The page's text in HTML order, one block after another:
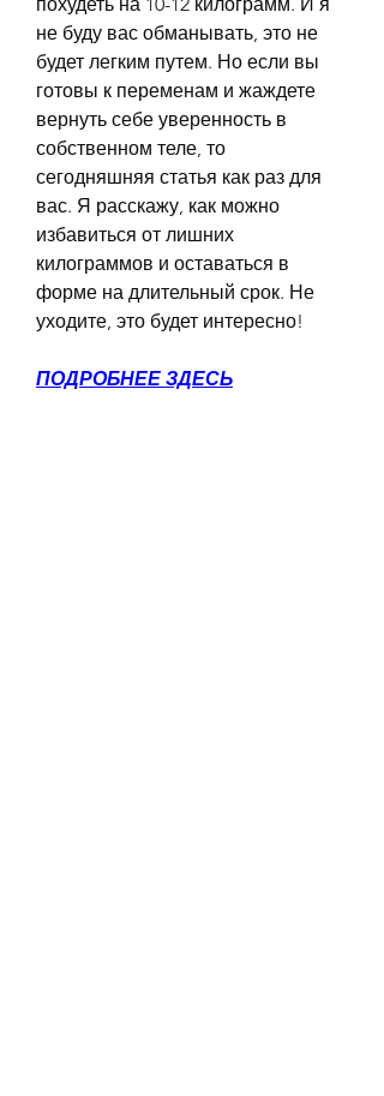
не буду вас обманывать, это не
будет легким путем. Но если вы
готовы к переменам и жаждете
вернуть себе уверенность в
собственном теле, то
сегодняшняя статья как раз для
вас. Я расскажу, как можно
избавиться от лишних
килограммов и оставаться в
форме на длительный срок. Не
уходите, это будет интересно!
ПОДРОБНЕЕ ЗДЕСЬ